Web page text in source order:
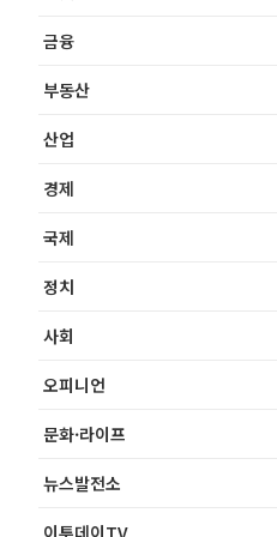
금융
부동산
산업
경제
국제
정치
사회
오피니언
문화·라이프
뉴스발전소